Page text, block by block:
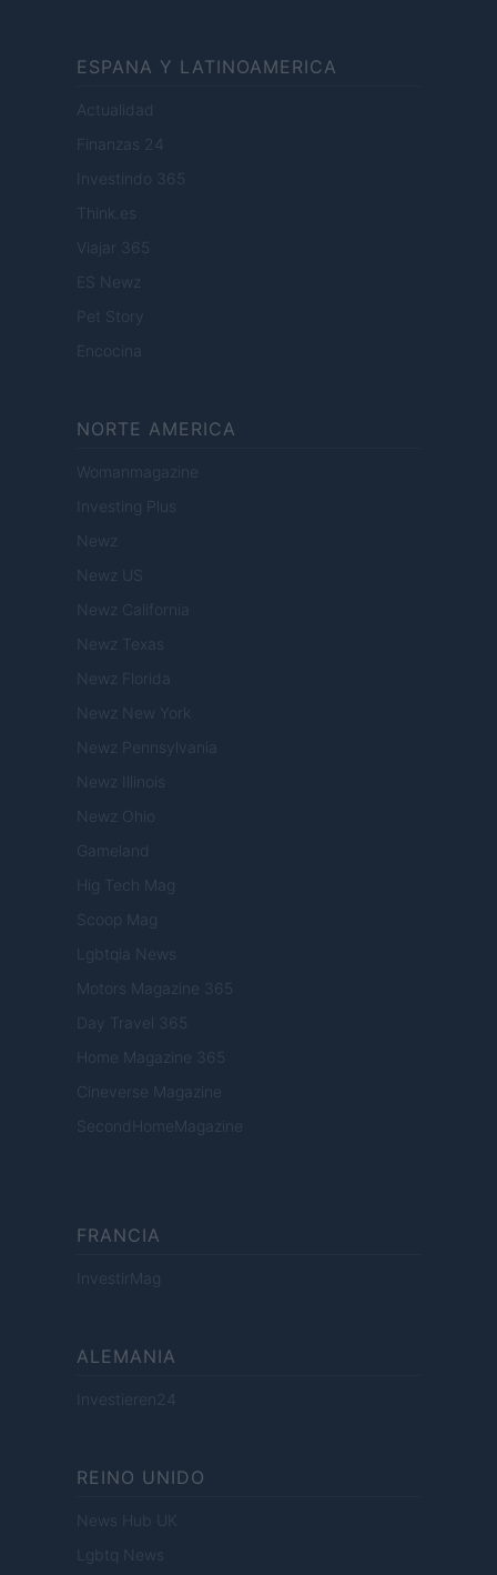
ESPANA Y LATINOAMERICA
Actualidad
Finanzas 24
Investindo 365
Think.es
Viajar 365
ES Newz
Pet Story
Encocina
NORTE AMERICA
Womanmagazine
Investing Plus
Newz
Newz US
Newz California
Newz Texas
Newz Florida
Newz New York
Newz Pennsylvania
Newz Illinois
Newz Ohio
Gameland
Hig Tech Mag
Scoop Mag
Lgbtqia News
Motors Magazine 365
Day Travel 365
Home Magazine 365
Cineverse Magazine
SecondHomeMagazine
FRANCIA
InvestirMag
ALEMANIA
Investieren24
REINO UNIDO
News Hub UK
Lgbtq News